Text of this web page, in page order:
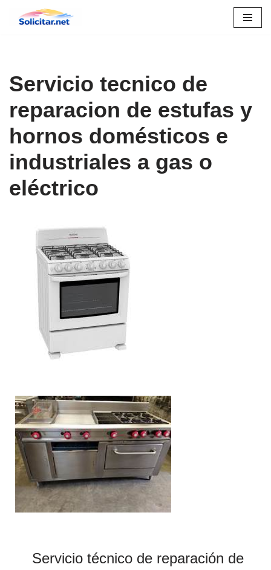
Servicio tecnico de
reparacion de estufas y
hornos domésticos e
industriales a gas o
eléctrico
Servicio técnico de reparación de